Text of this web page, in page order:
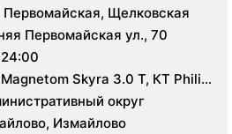
Щелковская
Первомайская ул., 70
Skyra 3.0 Т, КТ Philips
Siemens Somatom Definition
округ
Измайлово